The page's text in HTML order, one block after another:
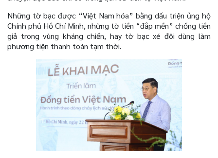
Những tờ bạc được “Việt Nam hóa” bằng dấu triện ủng hộ
Chính phủ Hồ Chí Minh, những tờ tiền “đắp mền” chống tiền
giả trong vùng kháng chiến, hay tờ bạc xé đôi dùng làm
phương tiện thanh toán tạm thời.